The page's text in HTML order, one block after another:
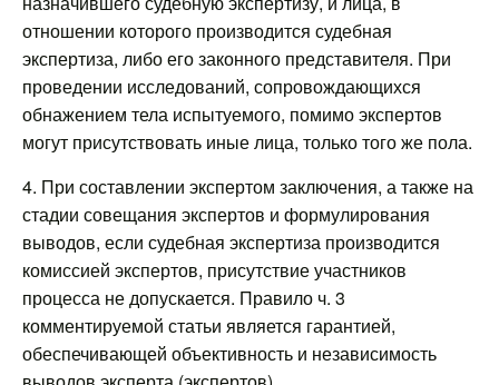
отношении которого производится судебная
экспертиза, либо его законного представителя. При
проведении исследований, сопровождающихся
обнажением тела испытуемого, помимо экспертов
могут присутствовать иные лица, только того же пола.
4. При составлении экспертом заключения, а также на
стадии совещания экспертов и формулирования
выводов, если судебная экспертиза производится
комиссией экспертов, присутствие участников
процесса не допускается. Правило ч. 3
комментируемой статьи является гарантией,
обеспечивающей объективность и независимость